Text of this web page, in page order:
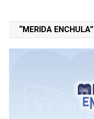
“MERIDA ENCHULA”